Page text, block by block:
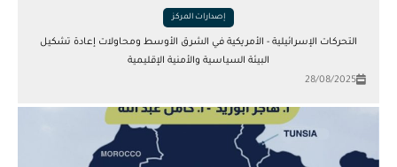
إصدارات المركز
التحركات الإسرائيلية - الأمريكية في الشرق الأوسط ومحاولات إعادة تشكيل
البيئة السياسية والأمنية الإقليمية
28/08/2025